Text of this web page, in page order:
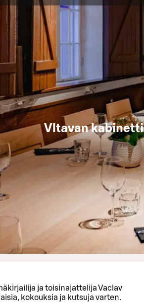
Vltavan kabinetti
ja toisinajattelija Vaclav
kokouksia ja kutsuja varten.